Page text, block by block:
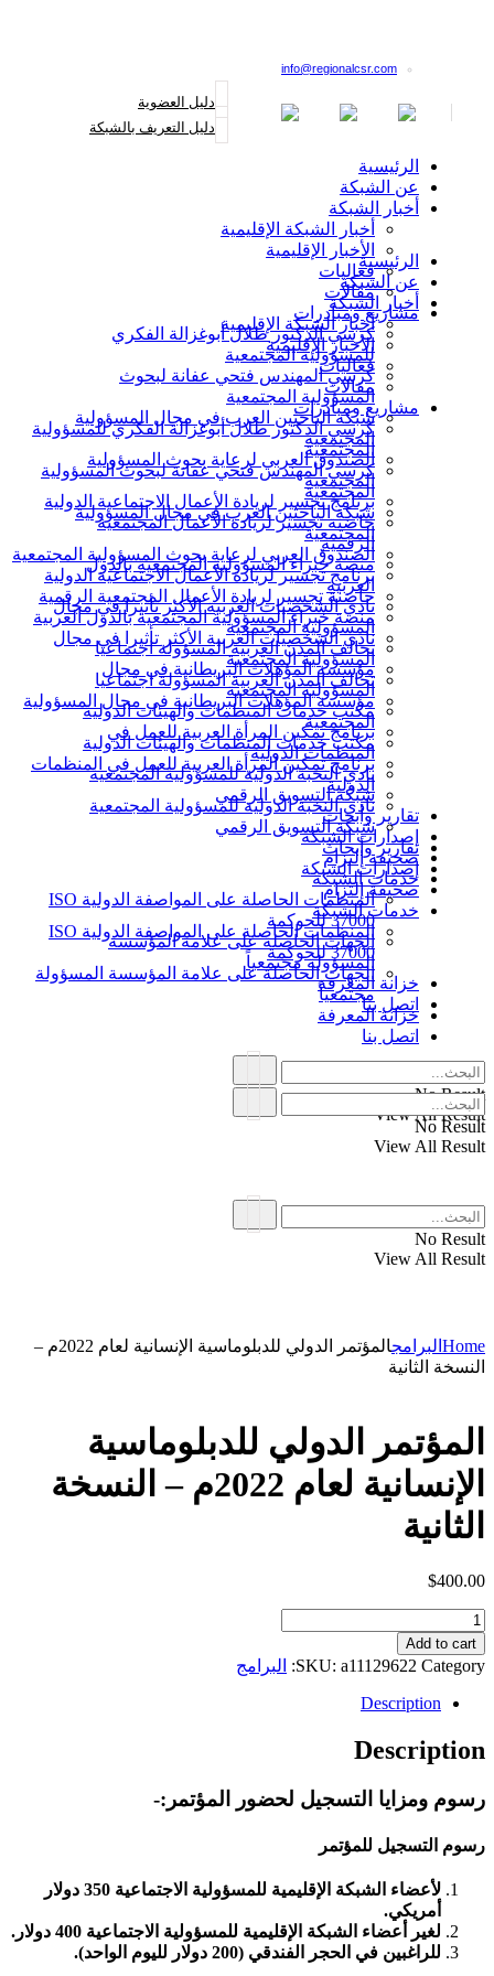
info@regionalcsr.com
دليل العضوية
دليل التعريف بالشبكة
الرئيسية
عن الشبكة
أخبار الشبكة
أخبار الشبكة الإقليمية
الأخبار الإقليمية
فعاليات
مقالات
مشاريع ومبادرات
كرسي الدكتور طلال أبوغزالة الفكري
للمسؤولية المجتمعية
كرسي المهندس فتحي عفانة لبحوث
المسؤولية المجتمعية
شبكة الباحثين العرب في مجال المسؤولية
المجتمعية
الصندوق العربي لرعاية بحوث المسؤولية
المجتمعية
برنامج تجسير لريادة الأعمال الاجتماعية الدولية
حاضنة تجسير لريادة الأعمال المجتمعية
الرقمية
منصة خبراء المسؤولية المجتمعية بالدول
العربية
نادي الشخصيات العربية الأكثر تأثيرا في مجال
المسؤولية المجتمعية
تحالف المدن العربية المسؤولة اجتماعيا
مؤسسة المؤهلات البريطانية في مجال
المسؤولية المجتمعية
مكتب خدمات المنظمات والهيئات الدولية
برنامج تمكين المرأة العربية للعمل في
المنظمات الدولية
نادي النخبة الدولية للمسؤولية المجتمعية
شبكة التسويق الرقمي
تقارير وأبحاث
إصدارات الشبكة
صحيفة إلتزام
خدمات الشبكة
المنظمات الحاصلة على المواصفة الدولية ISO
37000 للحوكمة
الجهات الحاصلة على علامة المؤسسة
المسؤولة مجتمعياً
خزانة المعرفة
اتصل بنا
No Result
View All Result
الرئيسية
عن الشبكة
أخبار الشبكة
أخبار الشبكة الإقليمية
الأخبار الإقليمية
فعاليات
مقالات
مشاريع ومبادرات
كرسي الدكتور طلال أبوغزالة الفكري للمسؤولية
المجتمعية
كرسي المهندس فتحي عفانة لبحوث المسؤولية
المجتمعية
شبكة الباحثين العرب في مجال المسؤولية
المجتمعية
الصندوق العربي لرعاية بحوث المسؤولية المجتمعية
برنامج تجسير لريادة الأعمال الاجتماعية الدولية
حاضنة تجسير لريادة الأعمال المجتمعية الرقمية
منصة خبراء المسؤولية المجتمعية بالدول العربية
نادي الشخصيات العربية الأكثر تأثيرا في مجال
المسؤولية المجتمعية
تحالف المدن العربية المسؤولة اجتماعيا
مؤسسة المؤهلات البريطانية في مجال المسؤولية
المجتمعية
مكتب خدمات المنظمات والهيئات الدولية
برنامج تمكين المرأة العربية للعمل في المنظمات
الدولية
نادي النخبة الدولية للمسؤولية المجتمعية
شبكة التسويق الرقمي
تقارير وأبحاث
إصدارات الشبكة
صحيفة إلتزام
خدمات الشبكة
المنظمات الحاصلة على المواصفة الدولية ISO
37000 للحوكمة
الجهات الحاصلة على علامة المؤسسة المسؤولة
مجتمعياً
خزانة المعرفة
اتصل بنا
No Result
View All Result
No Result
View All Result
Home البرامج
المؤتمر الدولي للدبلوماسية الإنسانية لعام 2022م –
النسخة الثانية
المؤتمر الدولي للدبلوماسية
الإنسانية لعام 2022م – النسخة
الثانية
$400.00
المؤتمر
الدولي
للدبلوماسية
الإنسانية
لعام
–
النسخة
quantity
Add to cart
SKU: a11129622 Category:
البرامج
Description
Description
رسوم ومزايا التسجيل لحضور المؤتمر:-
رسوم التسجيل للمؤتمر
لأعضاء الشبكة الإقليمية للمسؤولية الاجتماعية 350 دولار
أمريكي.
لغير أعضاء الشبكة الإقليمية للمسؤولية الاجتماعية 400 دولار.
للراغبين في الحجر الفندقي (200 دولار لليوم الواحد).